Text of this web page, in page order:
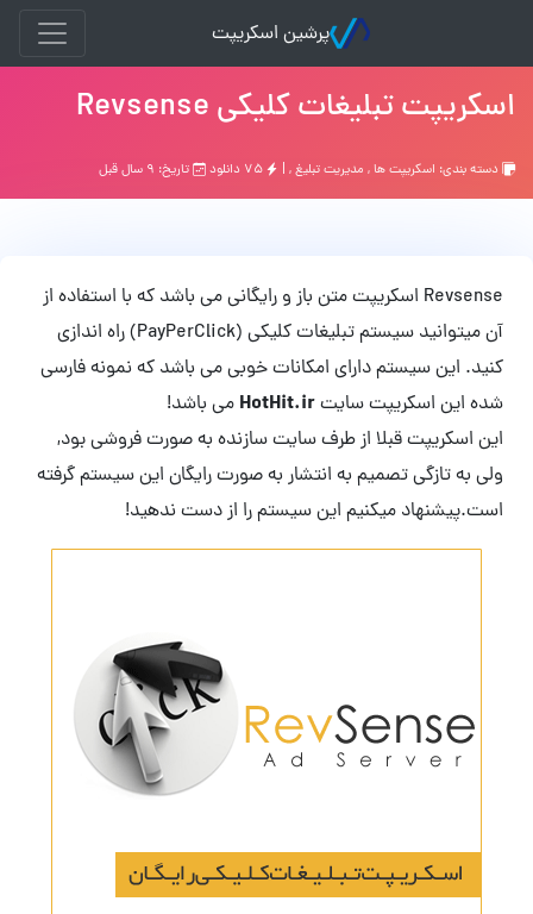
پرشین اسکریپت
اسکریپت تبلیغات کلیکی Revsense
دسته بندی: اسکریپت ها, مدیریت تبلیغ, | ۷۵ دانلود تاریخ: ۹ سال قبل
Revsense اسکریپت متن باز و رایگانی می باشد که با استفاده از
آن میتوانید سیستم تبلیغات کلیکی (PayPerClick) راه اندازی
کنید. این سیستم دارای امکانات خوبی می باشد که نمونه فارسی
شده این اسکریپت سایتHotHit.ir می باشد!
این اسکریپت قبلا از طرف سایت سازنده به صورت فروشی بود,
ولی به تازگی تصمیم به انتشار به صورت رایگان این سیستم گرفته
است.پیشنهاد میکنیم این سیستم را از دست ندهید!